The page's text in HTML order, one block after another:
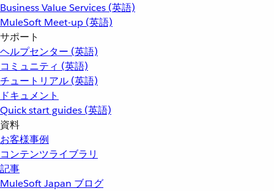
Business Value Services (英語)
MuleSoft Meet-up (英語)
サポート
ヘルプセンター (英語)
コミュニティ (英語)
チュートリアル (英語)
ドキュメント
Quick start guides (英語)
資料
お客様事例
コンテンツライブラリ
記事
MuleSoft Japan ブログ